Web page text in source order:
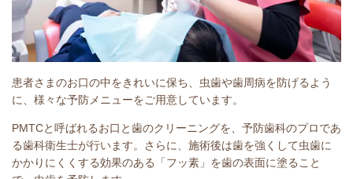
患者さまのお口の中をきれいに保ち、虫歯や歯周病を防げるよう
に、様々な予防メニューをご用意しています。
PMTCと呼ばれるお口と歯のクリーニングを、予防歯科のプロであ
る歯科衛生士が行います。さらに、施術後は歯を強くして虫歯に
かかりにくくする効果のある「フッ素」を歯の表面に塗ること